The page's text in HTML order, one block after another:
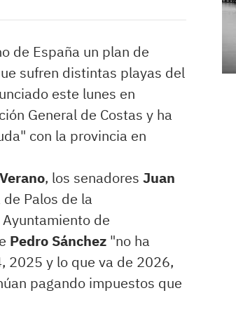
de España un plan de
sufren distintas playas del
este lunes en
General de Costas y ha
con la provincia en
, los senadores Juan
Palos de la
de
Pedro Sánchez "no ha
2025 y lo que va de 2026,
pagando impuestos que